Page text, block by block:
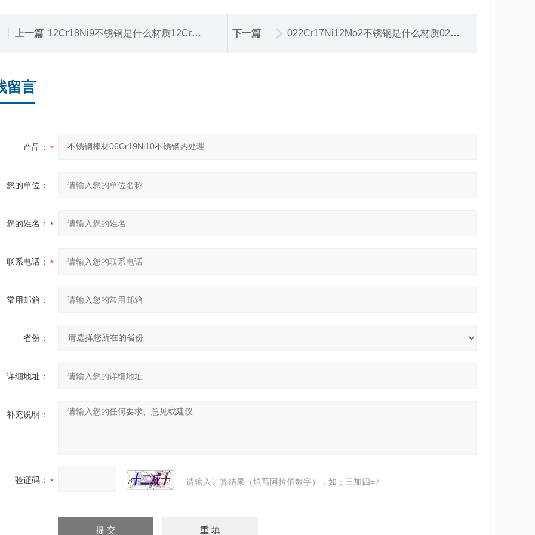
上一篇 12Cr18Ni9不锈钢是什么材质12Cr18Ni9不锈钢质保书 下一篇 022Cr17Ni12Mo2不锈钢是什么材质022Cr17Ni12Mo2不锈钢量大从优
留言
产品：
您的单位：
您的姓名：
联系电话：
常用邮箱：
省份：
详细地址：
补充说明：
验证码： 请输入计算结果（填写阿拉伯数字），如：三加四=7